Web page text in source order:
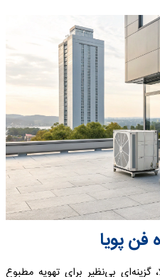
فن پویا
گزینه‌ای بی‌نظیر برای تهویه مطبوع